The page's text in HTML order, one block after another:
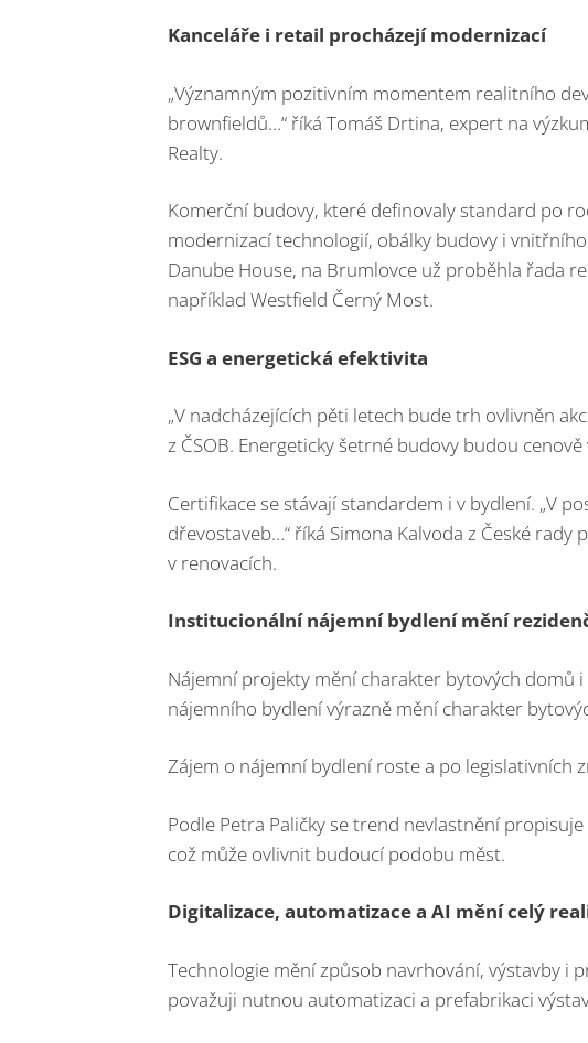
Kanceláře i retail procházejí modernizací
„Významným pozitivním momentem realitního
brownfieldů…“ říká Tomáš Drtina, expert na
Realty.
Komerční budovy, které definovaly standard po
modernizací technologií, obálky budovy i
Danube House, na Brumlovce už proběhla řada
například Westfield Černý Most.
ESG a energetická efektivita
„V nadcházejících pěti letech bude trh ovlivněn
z ČSOB. Energeticky šetrné budovy budou
Certifikace se stávají standardem i v bydlení. „V
dřevostaveb…“ říká Simona Kalvoda z České
v renovacích.
Institucionální nájemní bydlení mění
Nájemní projekty mění charakter bytových domů
nájemního bydlení výrazně mění charakter
Zájem o nájemní bydlení roste a po legislativních
Podle Petra Paličky se trend nevlastnění
což může ovlivnit budoucí podobu měst.
Digitalizace, automatizace a AI mění celý
Technologie mění způsob navrhování, výstavby i
považuji nutnou automatizaci a prefabrikaci